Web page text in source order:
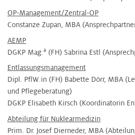
OP-Management/Zentral-OP
Constanze Zupan, MBA
AEMP
DGKP Mag.a (FH) Sabrina Estl
Entlassungsmanagement
Dipl. PflW.in (FH) Babette Dörr, MBA
und Pflegeberatung)
DGKP Elisabeth Kirsch (Koordinatorin
Abteilung für Nuklearmedizin
Prim. Dr. Josef Dierneder, MBA